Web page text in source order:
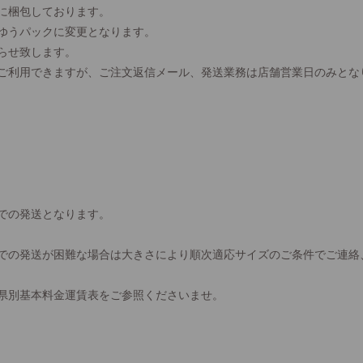
包しております。
パックに変更となります。
せ致します。
利用できますが、ご注文返信メール、発送業務は店舗営業日のみと
発送となります。
の発送が困難な場合は大きさにより順次適応サイズのご条件でご連
基本料金運賃表をご参照くださいませ。